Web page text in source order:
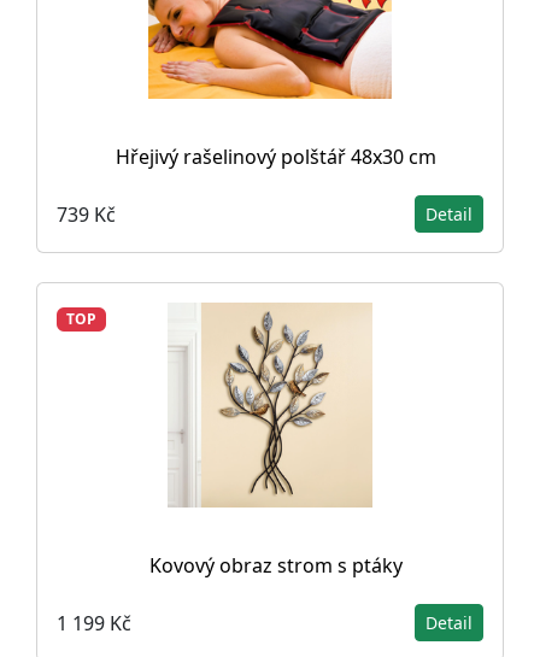
Hřejivý rašelinový polštář 48x30 cm
739 Kč Detail
TOP
Kovový obraz strom s ptáky
1 199 Kč Detail